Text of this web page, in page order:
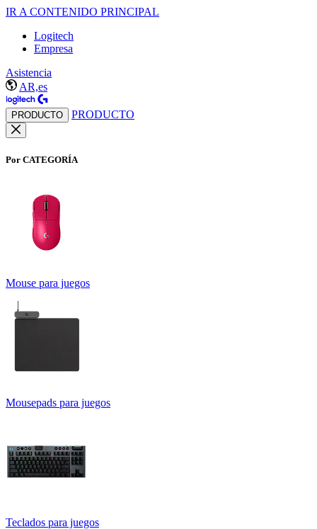
IR A CONTENIDO PRINCIPAL
Logitech
Empresa
Asistencia
AR,es
PRODUCTO PRODUCTO
Por CATEGORÍA
Mouse para juegos
Mousepads para juegos
Teclados para juegos